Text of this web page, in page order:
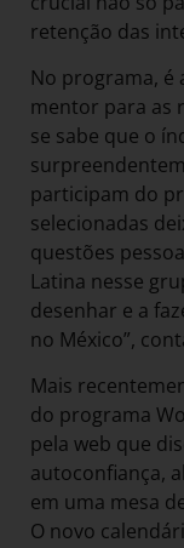
retenção das
No programa, é
mentor para as
se sabe que o
participam do
selecionadas
questões
Latina nesse
desenhar e a
no México”,
Mais
do programa
pela web que
autoconfiança,
em uma mesa
O novo